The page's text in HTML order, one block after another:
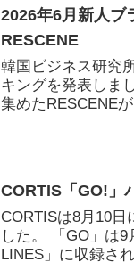
2026年6月新人ブ
RESCENE
韓国ビジネス研究
キングを発表しま
集めたRESCENE
CORTIS「GO!」
CORTISは8月10日
した。 「GO」は
LINES」に収録され